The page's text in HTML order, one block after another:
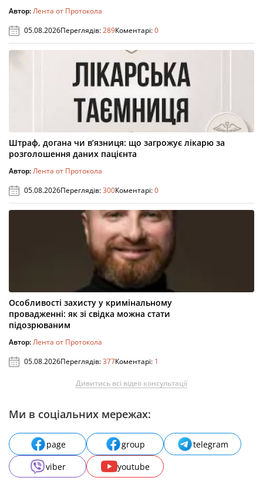
Автор:Лента от Протокола
05.08.2026Переглядів:289Коментарі:0
Штраф, догана чи в’язниця: що загрожує лікарю за
розголошення даних пацієнта
Автор:Лента от Протокола
05.08.2026Переглядів:300Коментарі:0
Особливості захисту у кримінальному
провадженні: як зі свідка можна стати
підозрюваним
Автор:Лента от Протокола
05.08.2026Переглядів:377Коментарі: 1
Дивитись всі відео консультації
Ми в соціальних мережах:
page group
telegram
viber
youtube